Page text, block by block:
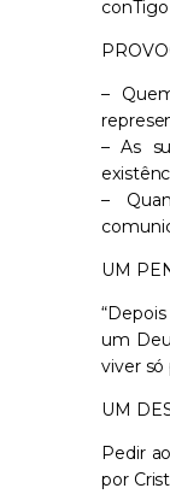
–
– As
–
UM
um
viver só
UM
Pedir
por